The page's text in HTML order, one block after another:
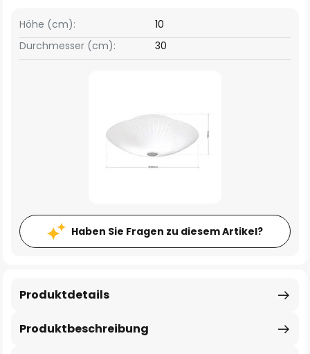
Höhe (cm):
10
Durchmesser (cm):
30
Haben Sie Fragen zu diesem Artikel?
Produktbeschreibung
Produktdetails